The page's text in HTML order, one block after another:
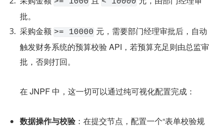
批。
采购金额 >= 10000 元，需要部门经理审批后，自动
触发财务系统的预算校验 API，若预算充足则由总监审
批，否则打回。
      在 JNPF 中，这一切可以通过纯可视化配置完成：
数据操作与校验 ：在提交节点，配置一个“表单校验规